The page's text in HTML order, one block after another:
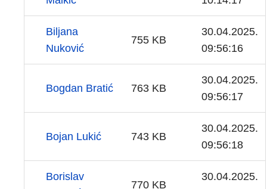
Biljana
Nuković
755 KB
30.04.2025.
09:56:16
Bogdan Bratić 763 KB
30.04.2025.
09:56:17
Bojan Lukić 743 KB
30.04.2025.
09:56:18
Borislav
770 KB
30.04.2025.